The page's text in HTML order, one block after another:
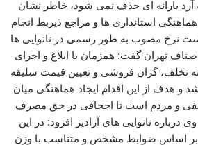
آرد یارانه‌ ای حذف نمی‌ شود، خاطر نشان
استانداری‌ ها و مراجع ذیربط انجام
است نرخ مصوب به‌ طور رسمی در نانوایی‌ ها
تهران گفت: همزمان با ابلاغ و اجرای
تخلف، گران‌ فروشی و تعیین قیمت سلیقه‌
و هدف از این اقدام ایجاد هماهنگی میان
صنفی و مردم است تا اجحافی در حق مصرف‌
درباره نانوایی‌ های آزادپز افزود: در این
بر اساس ضوابط مشخص و متناسب با وزن